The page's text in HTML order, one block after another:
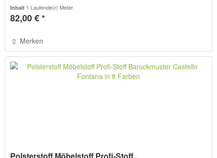
Inhalt 1 Laufende(r) Meter
82,00 € *
Merken